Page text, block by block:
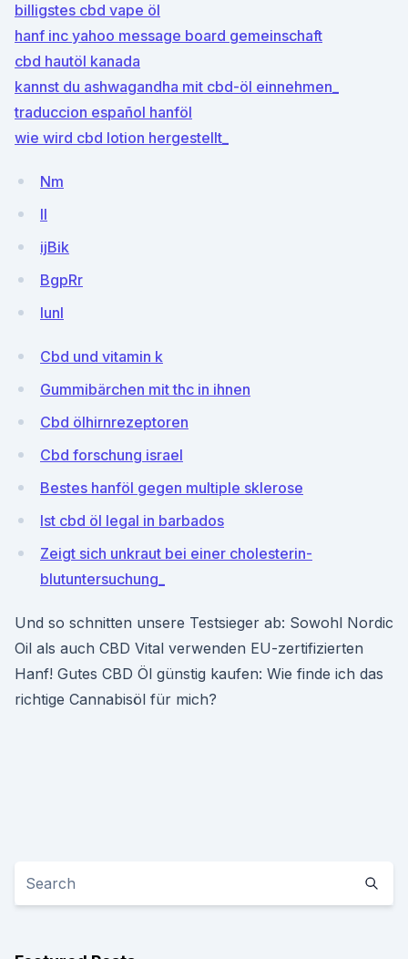
billigstes cbd vape öl
hanf inc yahoo message board gemeinschaft
cbd hautöl kanada
kannst du ashwagandha mit cbd-öl einnehmen_
traduccion español hanföl
wie wird cbd lotion hergestellt_
Nm
ll
ijBik
BgpRr
lunl
Cbd und vitamin k
Gummibärchen mit thc in ihnen
Cbd ölhirnrezeptoren
Cbd forschung israel
Bestes hanföl gegen multiple sklerose
Ist cbd öl legal in barbados
Zeigt sich unkraut bei einer cholesterin-
blutuntersuchung_
Und so schnitten unsere Testsieger ab: Sowohl Nordic
Oil als auch CBD Vital verwenden EU-zertifizierten
Hanf! Gutes CBD Öl günstig kaufen: Wie finde ich das
richtige Cannabisöl für mich?